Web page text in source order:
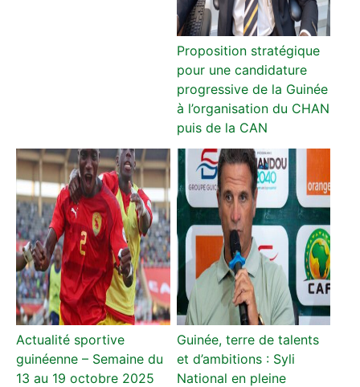
Proposition stratégique
pour une candidature
progressive de la Guinée
à l’organisation du CHAN
puis de la CAN
Actualité sportive
guinéenne – Semaine du
13 au 19 octobre 2025
Guinée, terre de talents
et d’ambitions : Syli
National en pleine